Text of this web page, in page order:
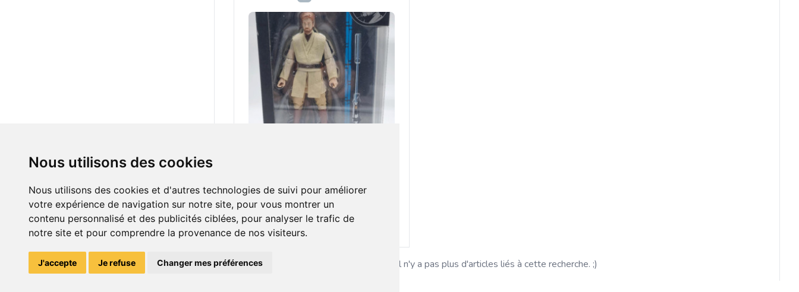
Nous utilisons des cookies
Nous utilisons des cookies et d'autres technologies de suivi pour améliorer
votre expérience de navigation sur notre site, pour vous montrer un
contenu personnalisé et des publicités ciblées, pour analyser le trafic de
notre site et pour comprendre la provenance de nos visiteurs.
J'accepte Je refuse Changer mes préférences
Ajouter au lot
Il n'y a pas plus d'articles liés à cette recherche. ;)